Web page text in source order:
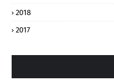
2018
2017